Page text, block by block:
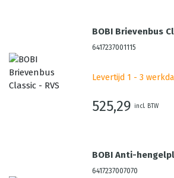
BOBI Brievenbus
6417237001115
Levertijd 1 - 3
525,29 incl. BTW
BOBI Anti-
6417237007070